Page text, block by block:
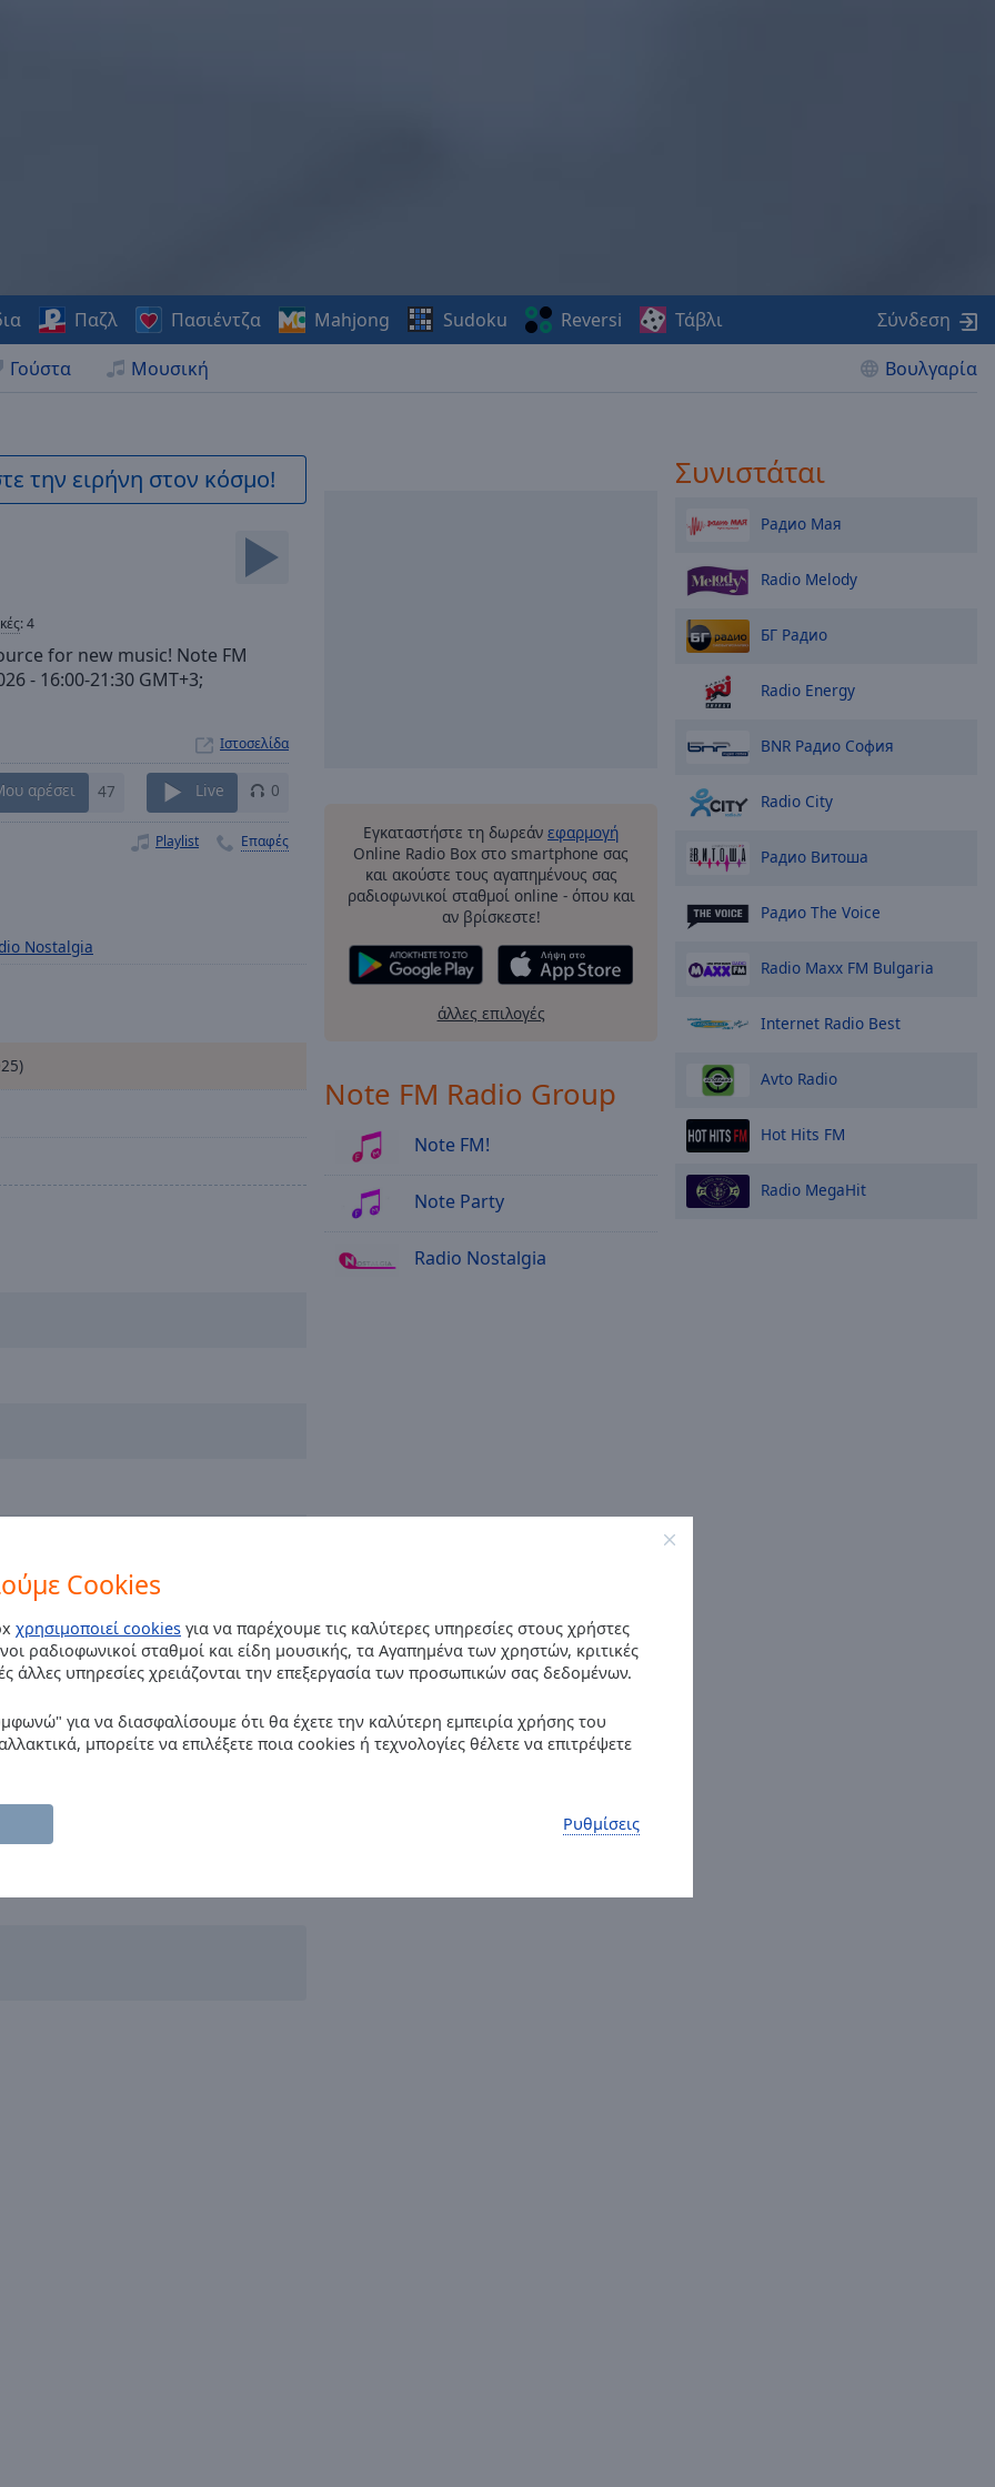
Cookies
χρησιμοποιεί cookies για να παρέχουμε τις καλύτερες υπηρεσίες στους χρήστες
ραδιοφωνικοί σταθμοί και είδη μουσικής, τα Αγαπημένα των χρηστών, κριτικές
άλλες υπηρεσίες χρειάζονται την επεξεργασία των προσωπικών σας δεδομένων.
για να διασφαλίσουμε ότι θα έχετε την καλύτερη εμπειρία χρήσης του
μπορείτε να επιλέξετε ποια cookies ή τεχνολογίες θέλετε να επιτρέψετε
Ρυθμίσεις
Γούστα Μουσική Βουλγαρία
Παζλ Πασιέντζα Mahjong Sudoku Reversi Τάβλι Σύνδεση
την ειρήνη στον κόσμο!
:4
for new music! Note FM
- 16:00-21:30 GMT+3;
Ιστοσελίδα
αρέσει 47 Live 0
Playlist Επαφές
Nostalgia
Εγκαταστήστε τη δωρεάν εφαρμογή
Online Radio Box στο smartphone σας
και ακούστε τους αγαπημένους σας
ραδιοφωνικοί σταθμοί online - όπου και
αν βρίσκεστε!
άλλες επιλογές
Note FM Radio Group
Note FM!
Note Party
Radio Nostalgia
Συνιστάται
Радио Мая
Radio Melody
БГ Радио
Radio Energy
BNR Радио София
Radio City
Радио Витоша
Радио The Voice
Radio Maxx FM Bulgaria
Internet Radio Best
Avto Radio
Hot Hits FM
Radio MegaHit